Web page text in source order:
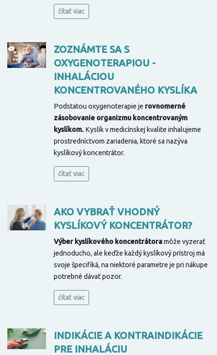
čítať viac
ZOZNÁMTE SA S
OXYGENOTERAPIOU -
INHALÁCIOU
KONCENTROVANÉHO KYSLÍKA
Podstatou oxygenoterapie je rovnomerné
zásobovanie organizmu koncentrovaným
kyslíkom. Kyslík v medicínskej kvalite inhalujeme
prostredníctvom zariadenia, ktoré sa nazýva
kyslíkový koncentrátor.
čítať viac
AKO VYBRAŤ VHODNÝ
KYSLÍKOVÝ KONCENTRÁTOR?
Výber kyslíkového koncentrátoramôže vyzerať
jednoducho, ale keďže každý kyslíkový prístroj má
svoje špecifiká, na niektoré parametre je pri nákupe
potrebné dávať pozor.
čítať viac
INDIKÁCIE A KONTRAINDIKÁCIE
PRE INHALÁCIU